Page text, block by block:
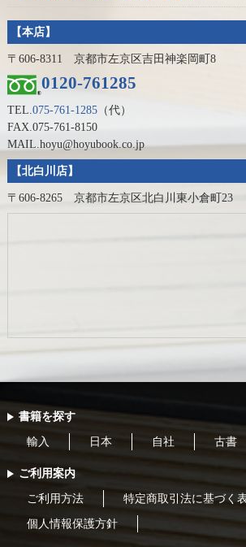
【本店】
〒606-8311 京都市左京区吉田神楽岡町8
0120-761285
TEL.075-761-1285（代）
FAX.075-761-8150
MAIL.hoyu@hoyubook.co.jp
【北白川店】
〒606-8265 京都市左京区北白川東小倉町23
書籍を探す
輸入 日本 自社 古書
ご利用案内
ご利用方法 特定商取引法に基づく
個人情報保護方針